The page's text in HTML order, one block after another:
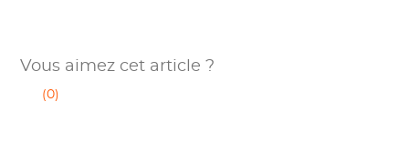
Vous aimez cet article ?
(0)